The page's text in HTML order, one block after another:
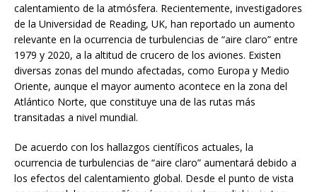
calentamiento de la atmósfera. Recientemente, investigadores
de la Universidad de Reading, UK, han reportado un aumento
relevante en la ocurrencia de turbulencias de “aire claro” entre
1979 y 2020, a la altitud de crucero de los aviones. Existen
diversas zonas del mundo afectadas, como Europa y Medio
Oriente, aunque el mayor aumento acontece en la zona del
Atlántico Norte, que constituye una de las rutas más
transitadas a nivel mundial.
De acuerdo con los hallazgos científicos actuales, la
ocurrencia de turbulencias de “aire claro” aumentará debido a
los efectos del calentamiento global. Desde el punto de vista